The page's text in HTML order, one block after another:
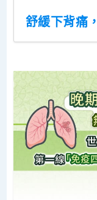
舒緩下背痛